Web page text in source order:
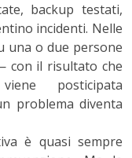
backup testati,
incidenti. Nelle
una o due persone
con il risultato che
posticipata
problema diventa
è quasi sempre